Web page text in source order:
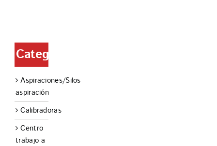
Categorías
Aspiraciones/Silos
aspiración
Calibradoras
Centro
trabajo a